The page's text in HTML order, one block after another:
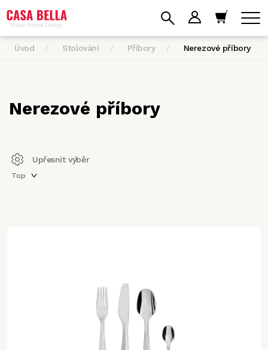
Úvod Stolování Příbory Nerezové příbory
Nerezové příbory
Upřesnit výběr
Top